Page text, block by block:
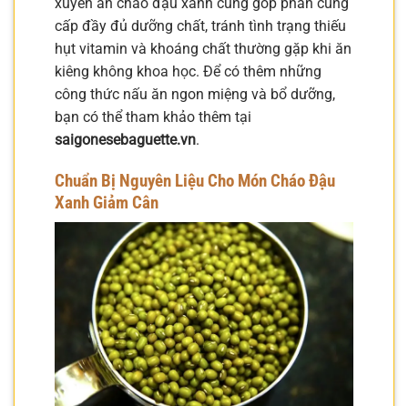
cấp đầy đủ dưỡng chất, tránh tình trạng thiếu
hụt vitamin và khoáng chất thường gặp khi ăn
kiêng không khoa học. Để có thêm những
công thức nấu ăn ngon miệng và bổ dưỡng,
bạn có thể tham khảo thêm tại
saigonesebaguette.vn.
Chuẩn Bị Nguyên Liệu Cho Món Cháo Đậu
Xanh Giảm Cân